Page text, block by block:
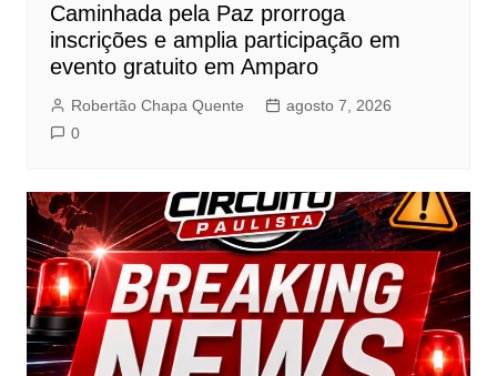
Caminhada pela Paz prorroga
inscrições e amplia participação em
evento gratuito em Amparo
Robertão Chapa Quente
agosto 7, 2026
0